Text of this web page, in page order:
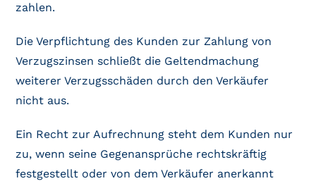
zahlen.
Die Verpflichtung des Kunden zur Zahlung von
Verzugszinsen schließt die Geltendmachung
weiterer Verzugsschäden durch den Verkäufer
nicht aus.
Ein Recht zur Aufrechnung steht dem Kunden nur
zu, wenn seine Gegenansprüche rechtskräftig
festgestellt oder von dem Verkäufer anerkannt